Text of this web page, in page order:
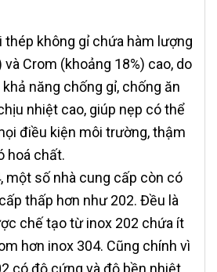
thép không gỉ chứa hàm lượng
Crom (khoảng 18%) cao, do
năng chống gỉ, chống ăn
nhiệt cao, giúp nẹp có thể
điều kiện môi trường, thậm
hoá chất.
một số nhà cung cấp còn có
thấp hơn như 202. Đều là
chế tạo từ inox 202 chứa ít
hơn inox 304. Cũng chính vì
có độ cứng và độ bền nhiệt